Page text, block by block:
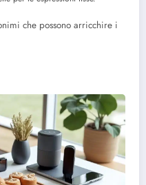
che possono arricchire i